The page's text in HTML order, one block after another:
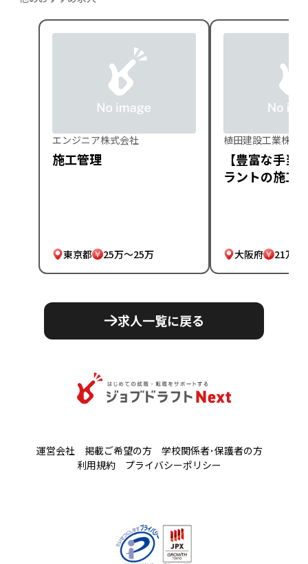
エンジニア株式会社
施工管理
東京都 25万～25万
植田建設工業株式
【豊富な手当
ラントの施工
大阪府 21万～
求人一覧に戻る
運営会社 掲載ご希望の方
学校関係者･保護者の方
利用規約
プライバシーポリシー